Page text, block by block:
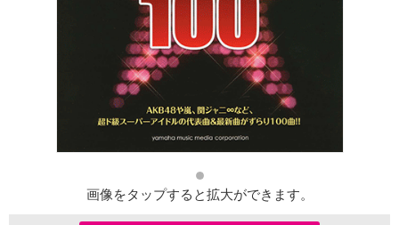
画像をタップすると拡大ができます。